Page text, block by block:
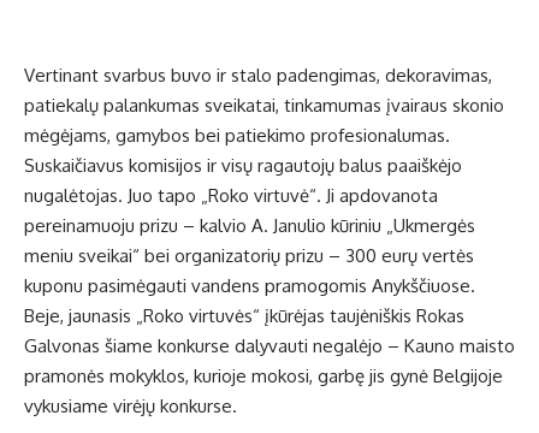
Vertinant svarbus buvo ir stalo padengimas, dekoravimas,
patiekalų palankumas sveikatai, tinkamumas įvairaus skonio
mėgėjams, gamybos bei patiekimo profesionalumas.
Suskaičiavus komisijos ir visų ragautojų balus paaiškėjo
nugalėtojas. Juo tapo „Roko virtuvė“. Ji apdovanota
pereinamuoju prizu – kalvio A. Janulio kūriniu „Ukmergės
meniu sveikai“ bei organizatorių prizu – 300 eurų vertės
kuponu pasimėgauti vandens pramogomis Anykščiuose.
Beje, jaunasis „Roko virtuvės“ įkūrėjas taujėniškis Rokas
Galvonas šiame konkurse dalyvauti negalėjo – Kauno maisto
pramonės mokyklos, kurioje mokosi, garbę jis gynė Belgijoje
vykusiame virėjų konkurse.